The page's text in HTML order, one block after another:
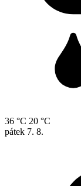
36 °C 20 °C
pátek 7. 8.